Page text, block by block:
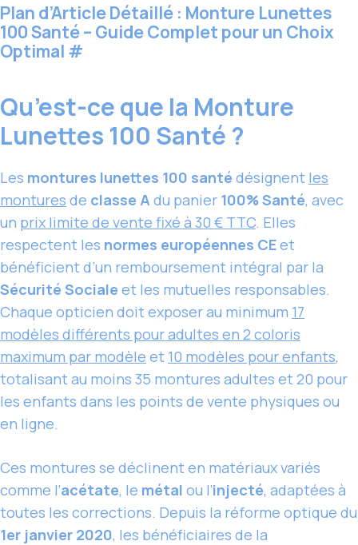
Plan d’Article Détaillé : Monture Lunettes
100 Santé – Guide Complet pour un Choix
Optimal #
Qu’est-ce que la Monture
Lunettes 100 Santé ?
Les montures lunettes 100 santé désignent les
montures de classe A du panier 100% Santé, avec
un prix limite de vente fixé à 30 € TTC. Elles
respectent les normes européennes CEet
bénéficient d’un remboursement intégral par la
Sécurité Sociale et les mutuelles responsables.
Chaque opticien doit exposer au minimum 17
modèles différents pour adultes en 2 coloris
maximum par modèle et 10 modèles pour enfants,
totalisant au moins 35 montures adultes et 20 pour
les enfants dans les points de vente physiques ou
en ligne.
Ces montures se déclinent en matériaux variés
comme l’acétate, le métal ou l’injecté, adaptées à
toutes les corrections. Depuis la réforme optique du
1er janvier 2020, les bénéficiaires de la